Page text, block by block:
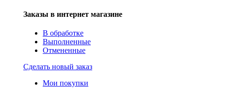
Заказы в интернет магазине
В обработке
Выполненные
Отмененные
Сделать новый заказ
Мои покупки